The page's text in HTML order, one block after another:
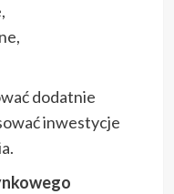
dodatnie
inwestycje